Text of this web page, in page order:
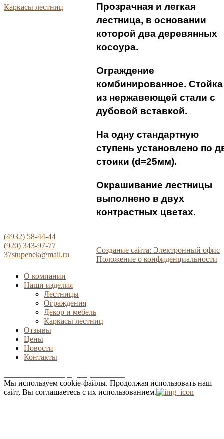
Каркасы лестниц
Прозрачная и легкая
лестница, в основании
которой два деревянных
косоура.
Ограждение
комбинированное. Стойка
из нержавеющей стали с
дубовой вставкой.
На одну стандартную
ступень установлено по
стоики (d=25мм).
Окрашивание лестницы
выполнено в двух
контрастных цветах.
(4932) 58-44-44
(920) 343-97-77
37stupenek@mail.ru
Создание сайта: Электронный офис
Положение о конфиденциальности
О компании
Наши изделия
Лестницы
Ограждения
Декор и мебель
Каркасы лестниц
Отзывы
Цены
Новости
Контакты
Мы используем cookie-файлы. Продолжая использовать наш
сайт, Вы соглашаетесь с их использованием.